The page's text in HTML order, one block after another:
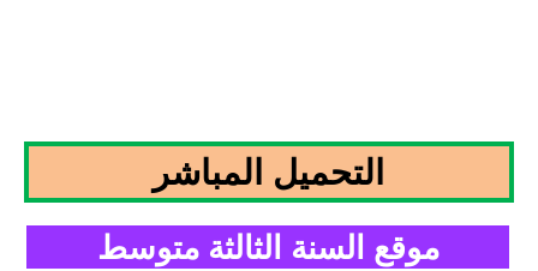
التحميل المباشر
موقع السنة الثالثة متوسط